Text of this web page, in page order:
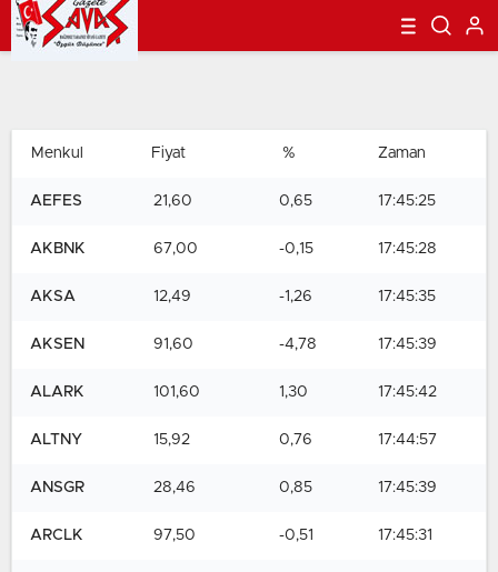
Menkul Fiyat % Zaman
AEFES 21,60 0,65 17:45:25
AKBNK 67,00 -0,15 17:45:28
AKSA 12,49 -1,26 17:45:35
AKSEN 91,60 -4,78 17:45:39
ALARK 101,60 1,30 17:45:42
ALTNY 15,92 0,76 17:44:57
ANSGR 28,46 0,85 17:45:39
ARCLK 97,50 -0,51 17:45:31